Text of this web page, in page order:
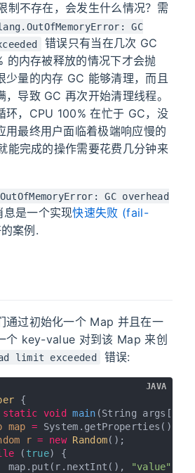
制不存在，会发生什么情况？需
GC
错误只有当在几次 GC
的内存被释放的情况下才会抛
少量的内存 GC 能够清理，而且
导致 GC 再次开始清理线程。
环，CPU 100% 在忙于 GC，没
用最终用户面临着极端响应慢的
能完成的操作需要花费几分钟来
GC overhead
息是一个实现快速失败 (fail-
案例.
通过初始化一个 Map 并且在一
个 key-value 对到该 Map 来创
limit exceeded 错误:
{
static void main (String args[])
map = System.getProperties();
r = new Random();
( true) {
map.put(r.nextInt(),
"value"
JAVA